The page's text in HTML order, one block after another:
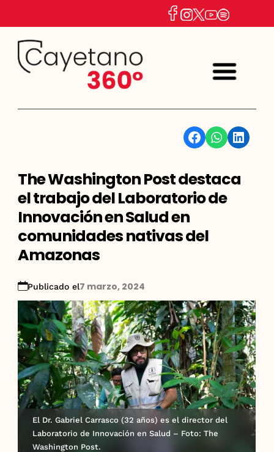
Facebook WhatsApp Linkedin
The Washington Post destaca
el trabajo del Laboratorio de
Innovación en Salud en
comunidades nativas del
Amazonas
Publicado el7 marzo, 2024
El Dr. Gabriel Carrasco (32 años) es el director del
Laboratorio de Innovación en Salud – Foto: The
Washington Post.